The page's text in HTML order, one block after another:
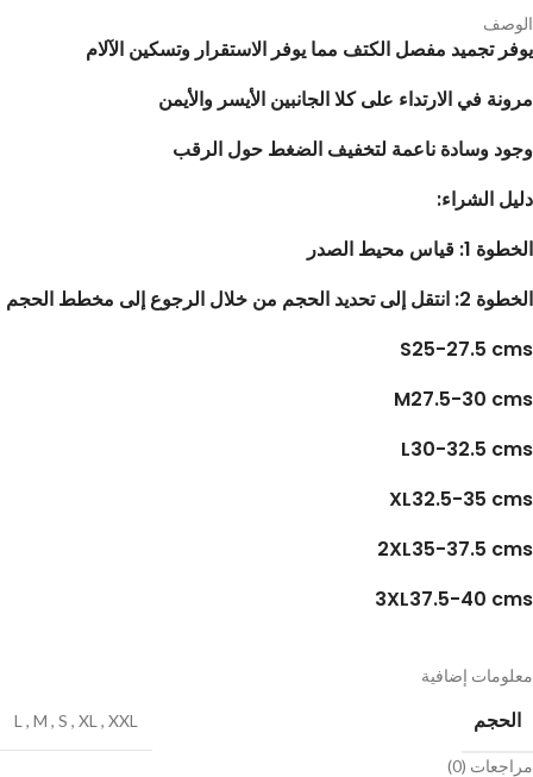
الوصف
يوفر تجميد مفصل الكتف مما يوفر الاستقرار وتسكين الآلام
مرونة في الارتداء على كلا الجانبين الأيسر والأيمن
وجود وسادة ناعمة لتخفيف الضغط حول الرقب
دليل الشراء:
الخطوة 1: قياس محيط الصدر
الخطوة 2: انتقل إلى تحديد الحجم من خلال الرجوع إلى مخطط الحجم
S25-27.5 cms
M27.5-30 cms
L30-32.5 cms
XL32.5-35 cms
2XL35-37.5 cms
3XL37.5-40 cms
معلومات إضافية
الحجم L , M , S , XL , XXL
مراجعات (0)